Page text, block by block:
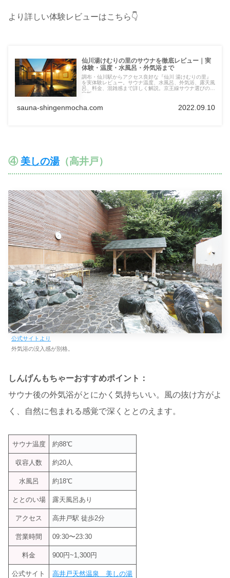
より詳しい体験レビューはこちら👇
仙川湯けむりの里のサウナを徹底レビュー｜実
体験・温度・水風呂・外気浴まで
調布・仙川駅からアクセス良好な『仙川 湯けむりの里』
を実体験レビュー。サウナ温度、水風呂、外気浴、露天風
呂、料金、混雑感まで詳しく解説。京王線サウナ選びの決
定版。
sauna-shingenmocha.com 2022.09.10
④ 美しの湯（高井戸）
公式サイトより
外気浴の没入感が別格。
しんげんもちゃーおすすめポイント：
サウナ後の外気浴がとにかく気持ちいい。風の抜け方がよ
く、自然に包まれる感覚で深くととのえます。
サウナ温度 約88℃
収容人数 約20人
水風呂 約18℃
ととのい場 露天風呂あり
アクセス 高井戸駅 徒歩2分
営業時間 09:30〜23:30
料金 900円~1,300円
公式サイト 高井戸天然温泉 美しの湯